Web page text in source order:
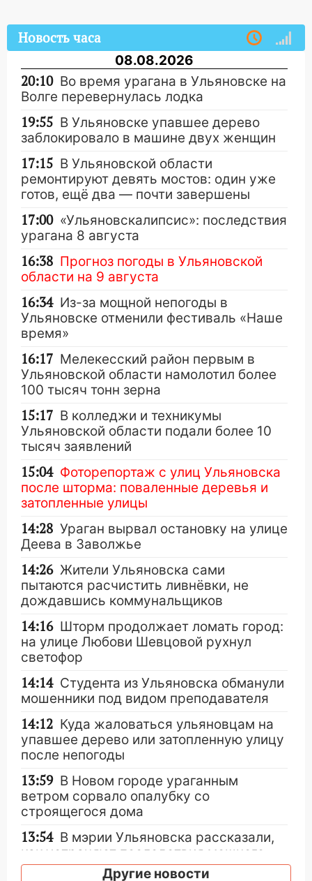
Новость часа
08.08.2026
20:10 Во время урагана в Ульяновске на
Волге перевернулась лодка
19:55 В Ульяновске упавшее дерево
заблокировало в машине двух женщин
17:15 В Ульяновской области
ремонтируют девять мостов: один уже
готов, ещё два — почти завершены
17:00 «Ульяновскалипсис»: последствия
урагана 8 августа
16:38 Прогноз погоды в Ульяновской
области на 9 августа
16:34 Из-за мощной непогоды в
Ульяновске отменили фестиваль «Наше
время»
16:17 Мелекесский район первым в
Ульяновской области намолотил более
100 тысяч тонн зерна
15:17 В колледжи и техникумы
Ульяновской области подали более 10
тысяч заявлений
15:04 Фоторепортаж с улиц Ульяновска
после шторма: поваленные деревья и
затопленные улицы
14:28 Ураган вырвал остановку на улице
Деева в Заволжье
14:26 Жители Ульяновска сами
пытаются расчистить ливнёвки, не
дождавшись коммунальщиков
14:16 Шторм продолжает ломать город:
на улице Любови Шевцовой рухнул
светофор
14:14 Студента из Ульяновска обманули
мошенники под видом преподавателя
14:12 Куда жаловаться ульяновцам на
упавшее дерево или затопленную улицу
после непогоды
13:59 В Новом городе ураганным
ветром сорвало опалубку со
строящегося дома
13:54 В мэрии Ульяновска рассказали,
как устраняют последствия мощного
шторма
Другие новости